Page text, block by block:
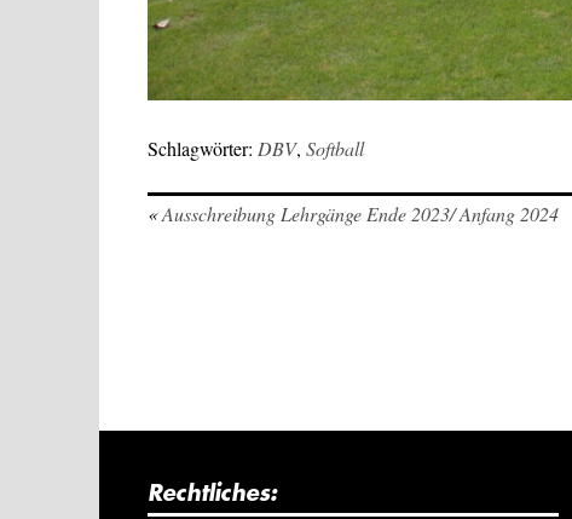
Schlagwörter: DBV, Softball
«Ausschreibung Lehrgänge Ende 2023/ Anfang 2024
Rechtliches: